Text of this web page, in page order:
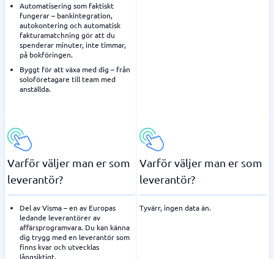
Automatisering som faktiskt
fungerar – bankintegration,
autokontering och automatisk
fakturamatchning gör att du
spenderar minuter, inte timmar,
på bokföringen.
Byggt för att växa med dig – från
soloföretagare till team med
anställda.
Varför väljer man er som
leverantör?
Del av Visma – en av Europas
ledande leverantörer av
affärsprogramvara. Du kan känna
dig trygg med en leverantör som
finns kvar och utvecklas
långsiktigt.
Varför väljer man er som
leverantör?
Tyvärr, ingen data än.